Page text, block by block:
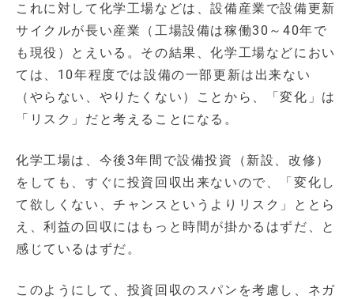
これに対して化学工場などは、設備産業で設備更新
サイクルが長い産業（工場設備は稼働30～40年で
も現役）とえいる。その結果、化学工場などにおい
ては、10年程度では設備の一部更新は出来ない
（やらない、やりたくない）ことから、「変化」は
「リスク」だと考えることになる。
化学工場は、今後3年間で設備投資（新設、改修）
をしても、すぐに投資回収出来ないので、「変化し
て欲しくない、チャンスというよりリスク」ととら
え、利益の回収にはもっと時間が掛かるはずだ、と
感じているはずだ。
このようにして、投資回収のスパンを考慮し、ネガ